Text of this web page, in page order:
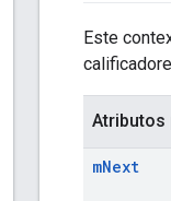
Este
Atributos
mNext